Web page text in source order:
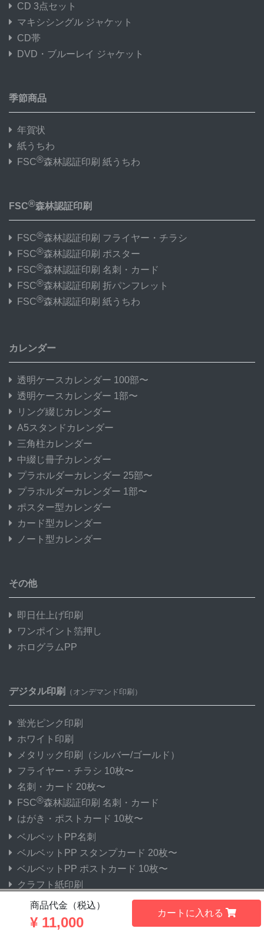
商品代金（税込）
¥ 11,000
カートに入れる
CD 3点セット
マキシシングル ジャケット
CD帯
DVD・ブルーレイ ジャケット
季節商品
年賀状
紙うちわ
FSC®森林認証印刷 紙うちわ
FSC®森林認証印刷
FSC®森林認証印刷 フライヤー・チラシ
FSC®森林認証印刷 ポスター
FSC®森林認証印刷 名刺・カード
FSC®森林認証印刷 折パンフレット
FSC®森林認証印刷 紙うちわ
カレンダー
透明ケースカレンダー 100部〜
透明ケースカレンダー 1部〜
リング綴じカレンダー
A5スタンドカレンダー
三角柱カレンダー
中綴じ冊子カレンダー
プラホルダーカレンダー 25部〜
プラホルダーカレンダー 1部〜
ポスター型カレンダー
カード型カレンダー
ノート型カレンダー
その他
即日仕上げ印刷
ワンポイント箔押し
ホログラムPP
デジタル印刷 （オンデマンド印刷）
蛍光ピンク印刷
ホワイト印刷
メタリック印刷
（シルバー/ゴールド）
フライヤー・チラシ 10枚〜
名刺・カード 20枚〜
FSC®森林認証印刷 名刺・カード
はがき・ポストカード 10枚〜
ベルベットPP名刺
ベルベットPP スタンプカード 20枚〜
ベルベットPP ポストカード 10枚〜
クラフト紙印刷
郵便はがき
中綴じ冊子 1冊〜